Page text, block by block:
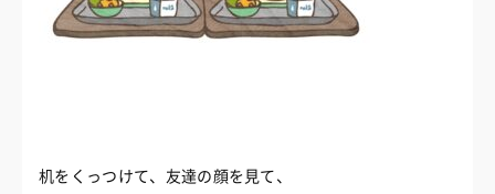
机をくっつけて、友達の顔を見て、